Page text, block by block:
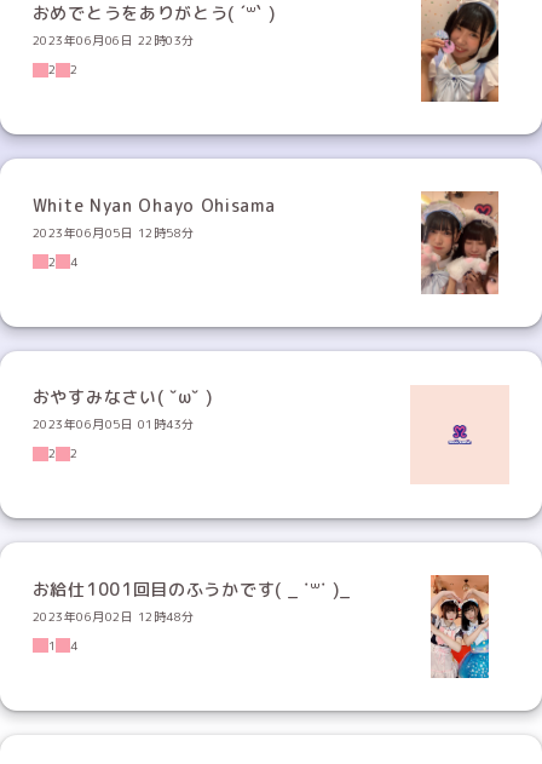
おめでとうをありがとう( ´꒳​` )
2023年06月06日 22時03分
2
2
White Nyan Ohayo Ohisama
2023年06月05日 12時58分
2
4
おやすみなさい( ˇωˇ )
2023年06月05日 01時43分
2
2
お給仕1001回目のふうかです( _ ˙꒳​˙ )_
2023年06月02日 12時48分
1
4